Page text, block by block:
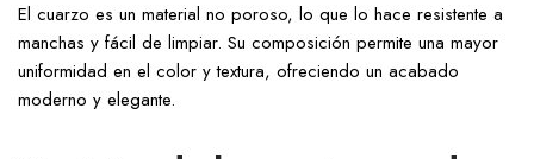
El cuarzo es un material no poroso, lo que lo hace resistente a
manchas y fácil de limpiar. Su composición permite una mayor
uniformidad en el color y textura, ofreciendo un acabado
moderno y elegante.